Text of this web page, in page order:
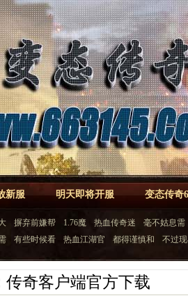
新服 明天即将开服 变态传奇
摒弃前嫌帮 1.76魔 热血传奇迷
毫不姑息需
有些时候看 热血江湖官 都得谨慎和 不过
传奇客户端官方下载